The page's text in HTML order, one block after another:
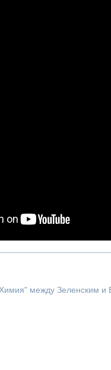
между Зеленским и